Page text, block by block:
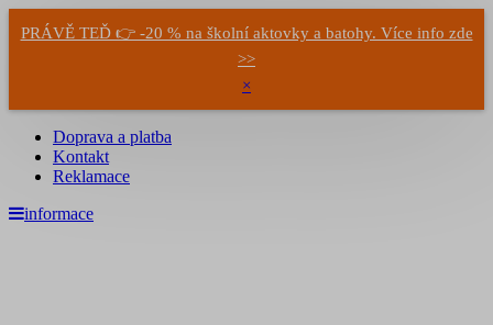
PRÁVĚ TEĎ 👉 -20 % na školní aktovky a batohy. Více info zde
>>
×
Doprava a platba
Kontakt
Reklamace
informace